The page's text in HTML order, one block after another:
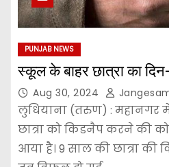
PUNJAB NEWS
स्कूल के बाहर छात्रा का
Aug 30, 2024
लुधियाना (तरुण) : महानगर
छात्रा को किडनैप करने की
आया है। 9 साल की छात्रा की